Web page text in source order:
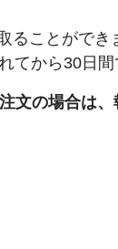
ことがで
から30日間
の場合は、